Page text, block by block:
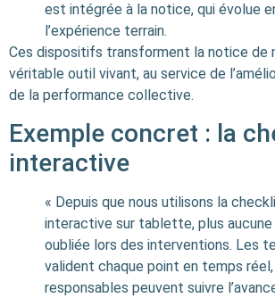
est intégrée à la notice, qui évolue
l’expérience terrain.
Ces dispositifs transforment la notice de
véritable outil vivant, au service de
de la performance collective.
Exemple concret : la
interactive
« Depuis que nous utilisons la
interactive sur tablette, plus aucune
oubliée lors des interventions. Les
valident chaque point en temps
responsables peuvent suivre